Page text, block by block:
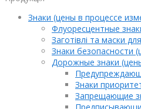
Знаки (цены в процессе
Флуоресцентные
Заготівлі та маски
Знаки безопасности
Дорожные знаки
Знаки
Запрещающие